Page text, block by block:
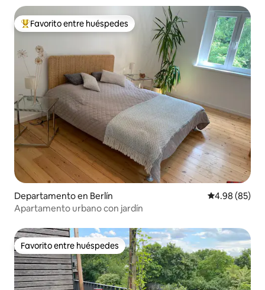
De los mejores en Favorito entre huéspedes
Favorito entre huéspedes
Departamento en Berlín Calificación
4.98 (85)
Apartamento urbano con jardín
Favorito entre huéspedes
Favorito entre huéspedes